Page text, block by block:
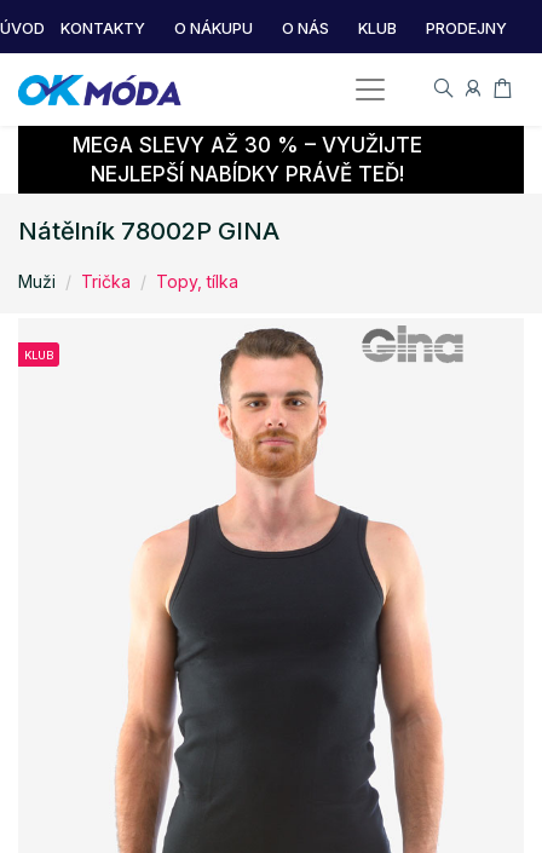
ÚVOD KONTAKTY O NÁKUPU O NÁS KLUB PRODEJNY
MEGA SLEVY AŽ 30 % – VYUŽIJTE
NEJLEPŠÍ NABÍDKY PRÁVĚ TEĎ!
Nátělník 78002P GINA
Muži Trička Topy, tílka
KLUB